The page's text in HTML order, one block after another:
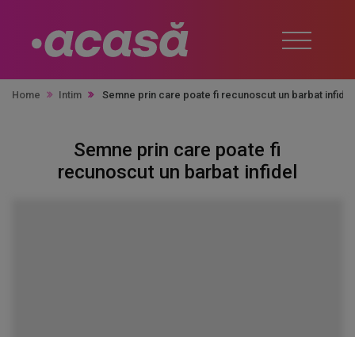
Home Intim Semne prin care poate fi recunoscut un barbat infidel
Semne prin care poate fi
recunoscut un barbat infidel